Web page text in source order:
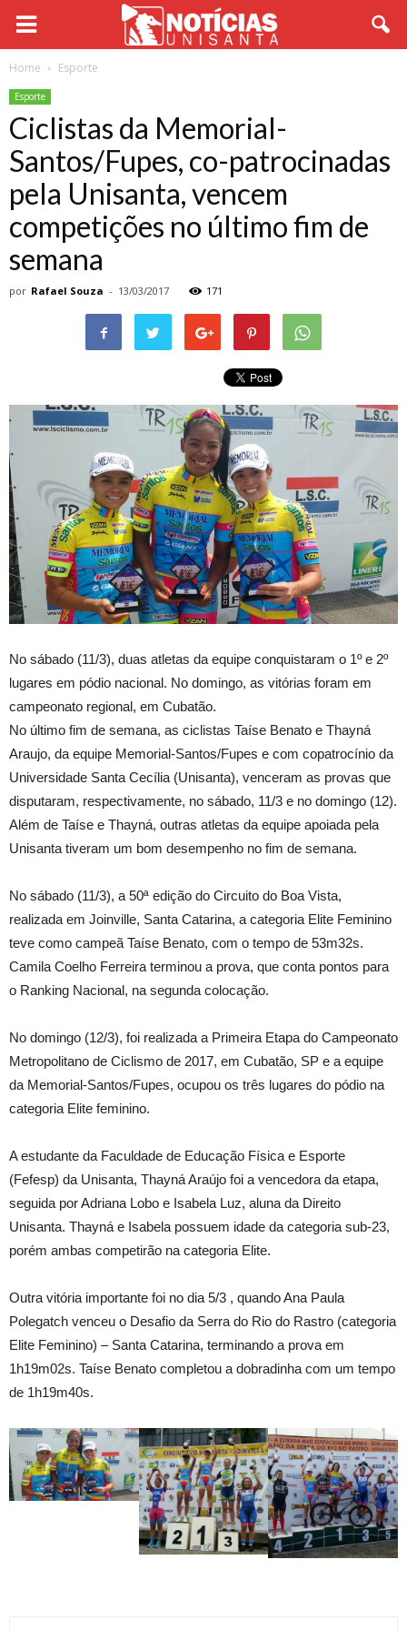
Home Esporte
Esporte
Ciclistas da Memorial-
Santos/Fupes, co-patrocinadas
pela Unisanta, vencem
competições no último fim de
semana
por Rafael Souza - 13/03/2017 171
No sábado (11/3), duas atletas da equipe conquistaram o 1º e 2º
lugares em pódio nacional. No domingo, as vitórias foram em
campeonato regional, em Cubatão.
No último fim de semana, as ciclistas Taíse Benato e Thayná
Araujo, da equipe Memorial-Santos/Fupes e com copatrocínio da
Universidade Santa Cecília (Unisanta), venceram as provas que
disputaram, respectivamente, no sábado, 11/3 e no domingo (12).
Além de Taíse e Thayná, outras atletas da equipe apoiada pela
Unisanta tiveram um bom desempenho no fim de semana.
No sábado (11/3), a 50ª edição do Circuito do Boa Vista,
realizada em Joinville, Santa Catarina, a categoria Elite Feminino
teve como campeã Taíse Benato, com o tempo de 53m32s.
Camila Coelho Ferreira terminou a prova, que conta pontos para
o Ranking Nacional, na segunda colocação.
No domingo (12/3), foi realizada a Primeira Etapa do Campeonato
Metropolitano de Ciclismo de 2017, em Cubatão, SP e a equipe
da Memorial-Santos/Fupes, ocupou os três lugares do pódio na
categoria Elite feminino.
A estudante da Faculdade de Educação Física e Esporte
(Fefesp) da Unisanta, Thayná Araújo foi a vencedora da etapa,
seguida por Adriana Lobo e Isabela Luz, aluna da Direito
Unisanta. Thayná e Isabela possuem idade da categoria sub-23,
porém ambas competirão na categoria Elite.
Outra vitória importante foi no dia 5/3 , quando Ana Paula
Polegatch venceu o Desafio da Serra do Rio do Rastro (categoria
Elite Feminino) – Santa Catarina, terminando a prova em
1h19m02s. Taíse Benato completou a dobradinha com um tempo
de 1h19m40s.